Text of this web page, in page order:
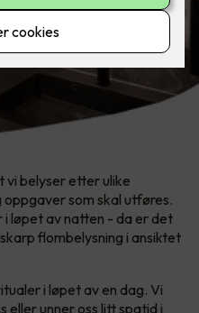
vi belyser etter ulike
som skal utføres.
i løpet av natten - da er det
flombelysning i ansiktet
i løpet av en dag. Vi
eller unner oss litt spatid i